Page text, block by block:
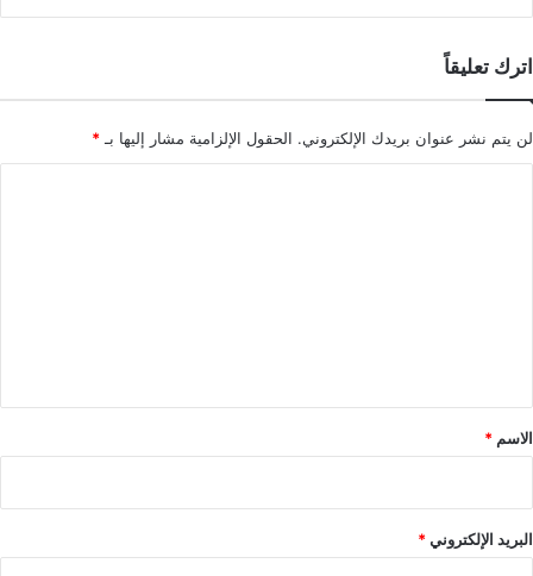
اترك تعليقاً
لن يتم نشر عنوان بريدك الإلكتروني. الحقول الإلزامية مشار إليها بـ *
*
الاسم *
البريد الإلكتروني*